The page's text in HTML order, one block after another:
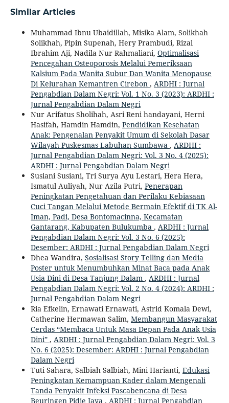
Similar Articles
Muhammad Ibnu Ubaidillah, Misika Alam, Solikhah
Solikhah, Pipin Supenah, Hery Prambudi, Rizal
Ibrahim Aji, Nadila Nur Rahmaliani, Optimalisasi
Pencegahan Osteoporosis Melalui Pemeriksaan
Kalsium Pada Wanita Subur Dan Wanita Menopause
Di Kelurahan Kemantren Cirebon , ARDHI : Jurnal
Pengabdian Dalam Negri: Vol. 1 No. 3 (2023): ARDHI :
Jurnal Pengabdian Dalam Negri
Nur Arifatus Sholihah, Asri Reni handayani, Herni
Hasifah, Hamdin Hamdin, Pendidikan Kesehatan
Anak: Pengenalan Penyakit Umum di Sekolah Dasar
Wilayah Puskesmas Labuhan Sumbawa , ARDHI :
Jurnal Pengabdian Dalam Negri: Vol. 3 No. 4 (2025):
ARDHI : Jurnal Pengabdian Dalam Negri
Susiani Susiani, Tri Surya Ayu Lestari, Hera Hera,
Ismatul Auliyah, Nur Azila Putri, Penerapan
Peningkatan Pengetahuan dan Perilaku Kebiasaan
Cuci Tangan Melalui Metode Bermain Efektif di TK Al-
Iman, Padi, Desa Bontomacinna, Kecamatan
Gantarang, Kabupaten Bulukumba , ARDHI : Jurnal
Pengabdian Dalam Negri: Vol. 3 No. 6 (2025):
Desember: ARDHI : Jurnal Pengabdian Dalam Negri
Dhea Wandira, Sosialisasi Story Telling dan Media
Poster untuk Menumbuhkan Minat Baca pada Anak
Usia Dini di Desa Tanjung Dalam , ARDHI : Jurnal
Pengabdian Dalam Negri: Vol. 2 No. 4 (2024): ARDHI :
Jurnal Pengabdian Dalam Negri
Ria Efkelin, Ernawati Ernawati, Astrid Komala Dewi,
Catherine Hermawan Salim, Membangun Masyarakat
Cerdas “Membaca Untuk Masa Depan Pada Anak Usia
Dini” , ARDHI : Jurnal Pengabdian Dalam Negri: Vol. 3
No. 6 (2025): Desember: ARDHI : Jurnal Pengabdian
Dalam Negri
Tuti Sahara, Salbiah Salbiah, Mini Harianti, Edukasi
Peningkatan Kemampuan Kader dalam Mengenali
Tanda Penyakit Infeksi Pascabencana di Desa
Beuringen Pidie Jaya , ARDHI : Jurnal Pengabdian